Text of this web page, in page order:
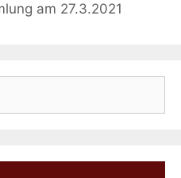
am 27.3.2021